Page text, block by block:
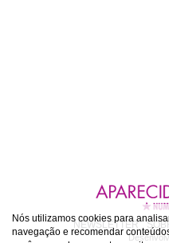
NEWSLETTER
Nós utilizamos cookies para
navegação e recomendar